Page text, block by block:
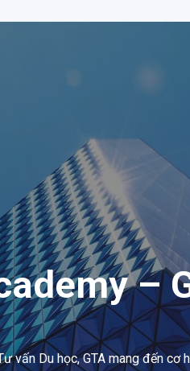
–
vấn Du học, GTA mang đến